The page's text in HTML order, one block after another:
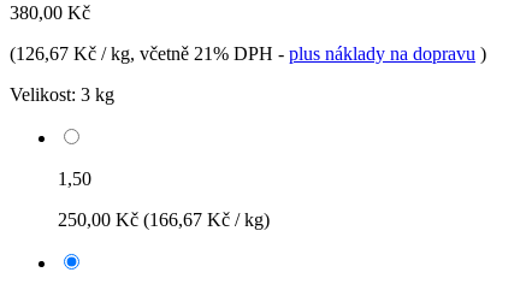
380,00 Kč
(126,67 Kč / kg, včetně 21% DPH - plus náklady na dopravu )
Velikost: 3 kg
1,50
250,00 Kč (166,67 Kč / kg)